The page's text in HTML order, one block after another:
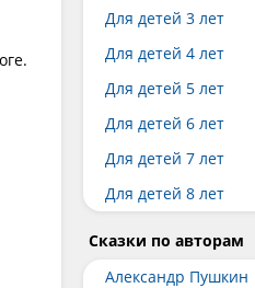
Для детей 3 лет
Для детей 4 лет
Для детей 5 лет
Для детей 6 лет
Для детей 7 лет
Для детей 8 лет
Сказки по авторам
Александр Пушкин